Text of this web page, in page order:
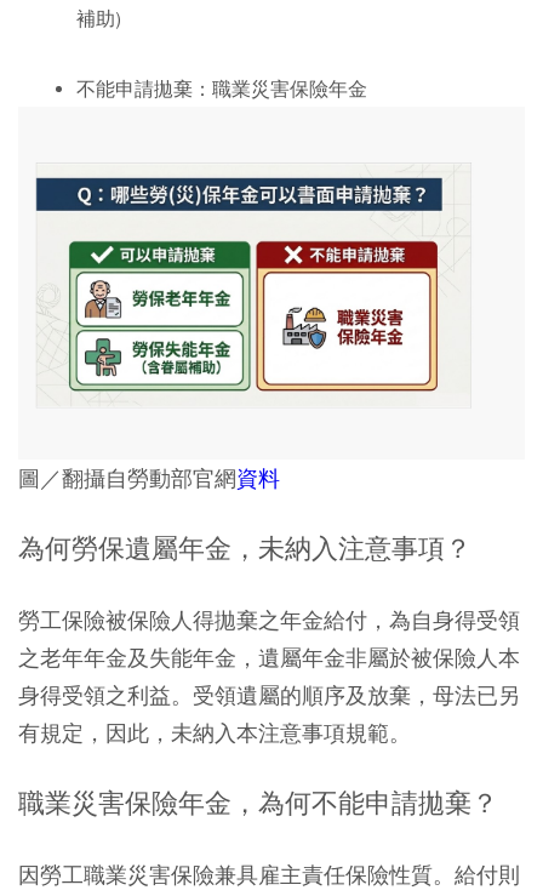
補助)
不能申請拋棄： 職業災害保險年金
圖／翻攝自勞動部官網資料
為何勞保遺屬年金，未納入注意事項？
勞工保險被保險人得拋棄之年金給付，為自身得受領
之老年年金及失能年金，遺屬年金非屬於被保險人本
身得受領之利益。受領遺屬的順序及放棄，母法已另
有規定，因此，未納入本注意事項規範。
職業災害保險年金，為何不能申請拋棄？
因勞工職業災害保險兼具雇主責任保險性質。給付則